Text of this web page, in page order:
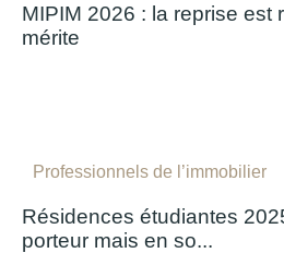
MIPIM 2026 : la reprise est
mérite
Professionnels de l’immobilier
Résidences étudiantes
porteur mais en so...